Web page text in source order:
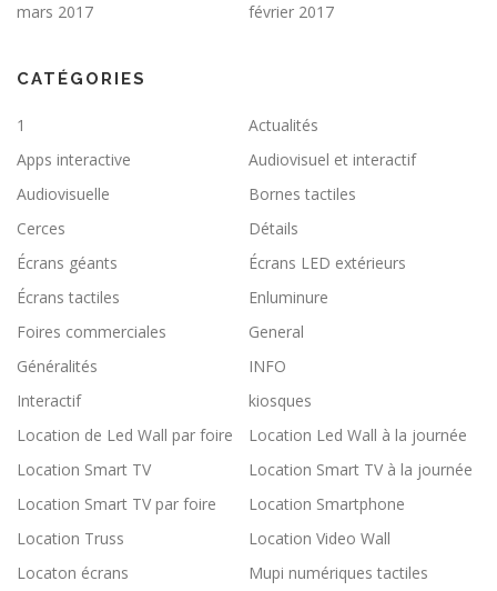
mars 2017
février 2017
CATÉGORIES
1
Actualités
Apps interactive
Audiovisuel et interactif
Audiovisuelle
Bornes tactiles
Cerces
Détails
Écrans géants
Écrans LED extérieurs
Écrans tactiles
Enluminure
Foires commerciales
General
Généralités
INFO
Interactif
kiosques
Location de Led Wall par foire
Location Led Wall à la journée
Location Smart TV
Location Smart TV à la journée
Location Smart TV par foire
Location Smartphone
Location Truss
Location Video Wall
Locaton écrans
Mupi numériques tactiles